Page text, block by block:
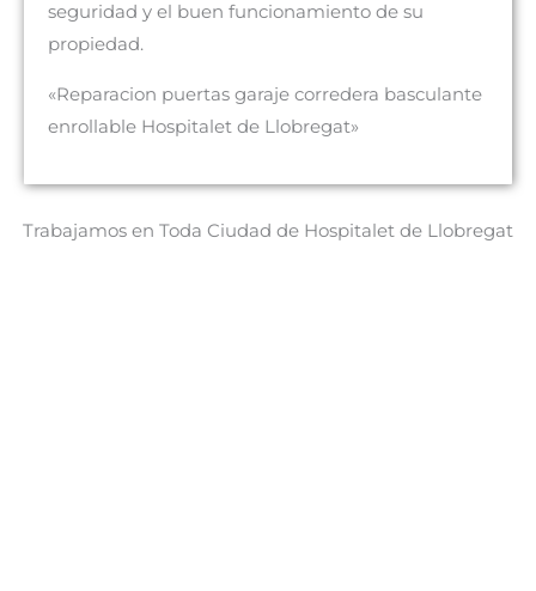
seguridad y el buen funcionamiento de su
propiedad.
«Reparacion puertas garaje corredera basculante
enrollable Hospitalet de Llobregat»
Trabajamos en Toda Ciudad de Hospitalet de Llobregat